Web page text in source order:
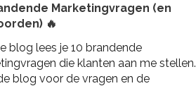
Marketingvragen (en
🔥
blog lees je 10 brandende
die klanten aan me stellen.
blog voor de vragen en de